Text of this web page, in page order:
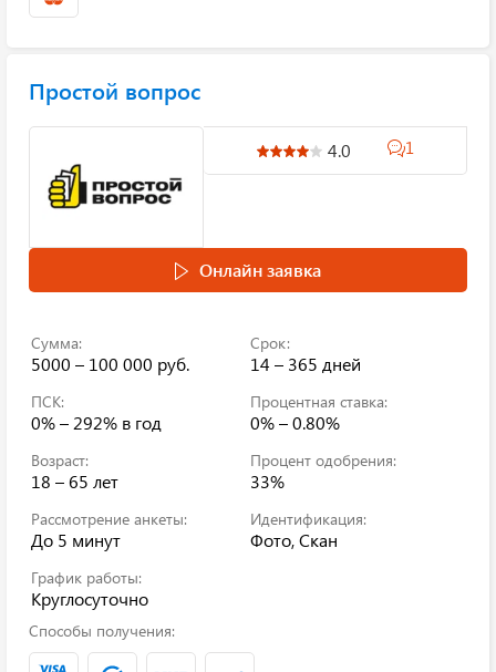
Простой вопрос
4.0 1
Онлайн заявка
Сумма:
5000 – 100 000 руб.
Срок:
14 – 365 дней
ПСК:
0% – 292% в год
Процентная ставка:
0% – 0.80%
Возраст:
18 – 65 лет
Процент одобрения:
33%
Рассмотрение анкеты:
До 5 минут
Идентификация:
Фото, Скан
График работы:
Круглосуточно
Способы получения: